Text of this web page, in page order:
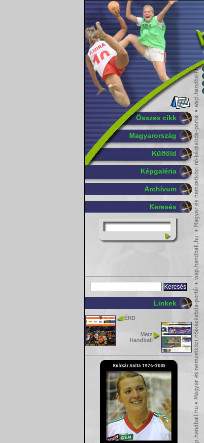
Összes cikk
Magyarország
Külföld
Képgaléria
Archívum
Keresés
Linkek
ÉRD
Metz
Handball